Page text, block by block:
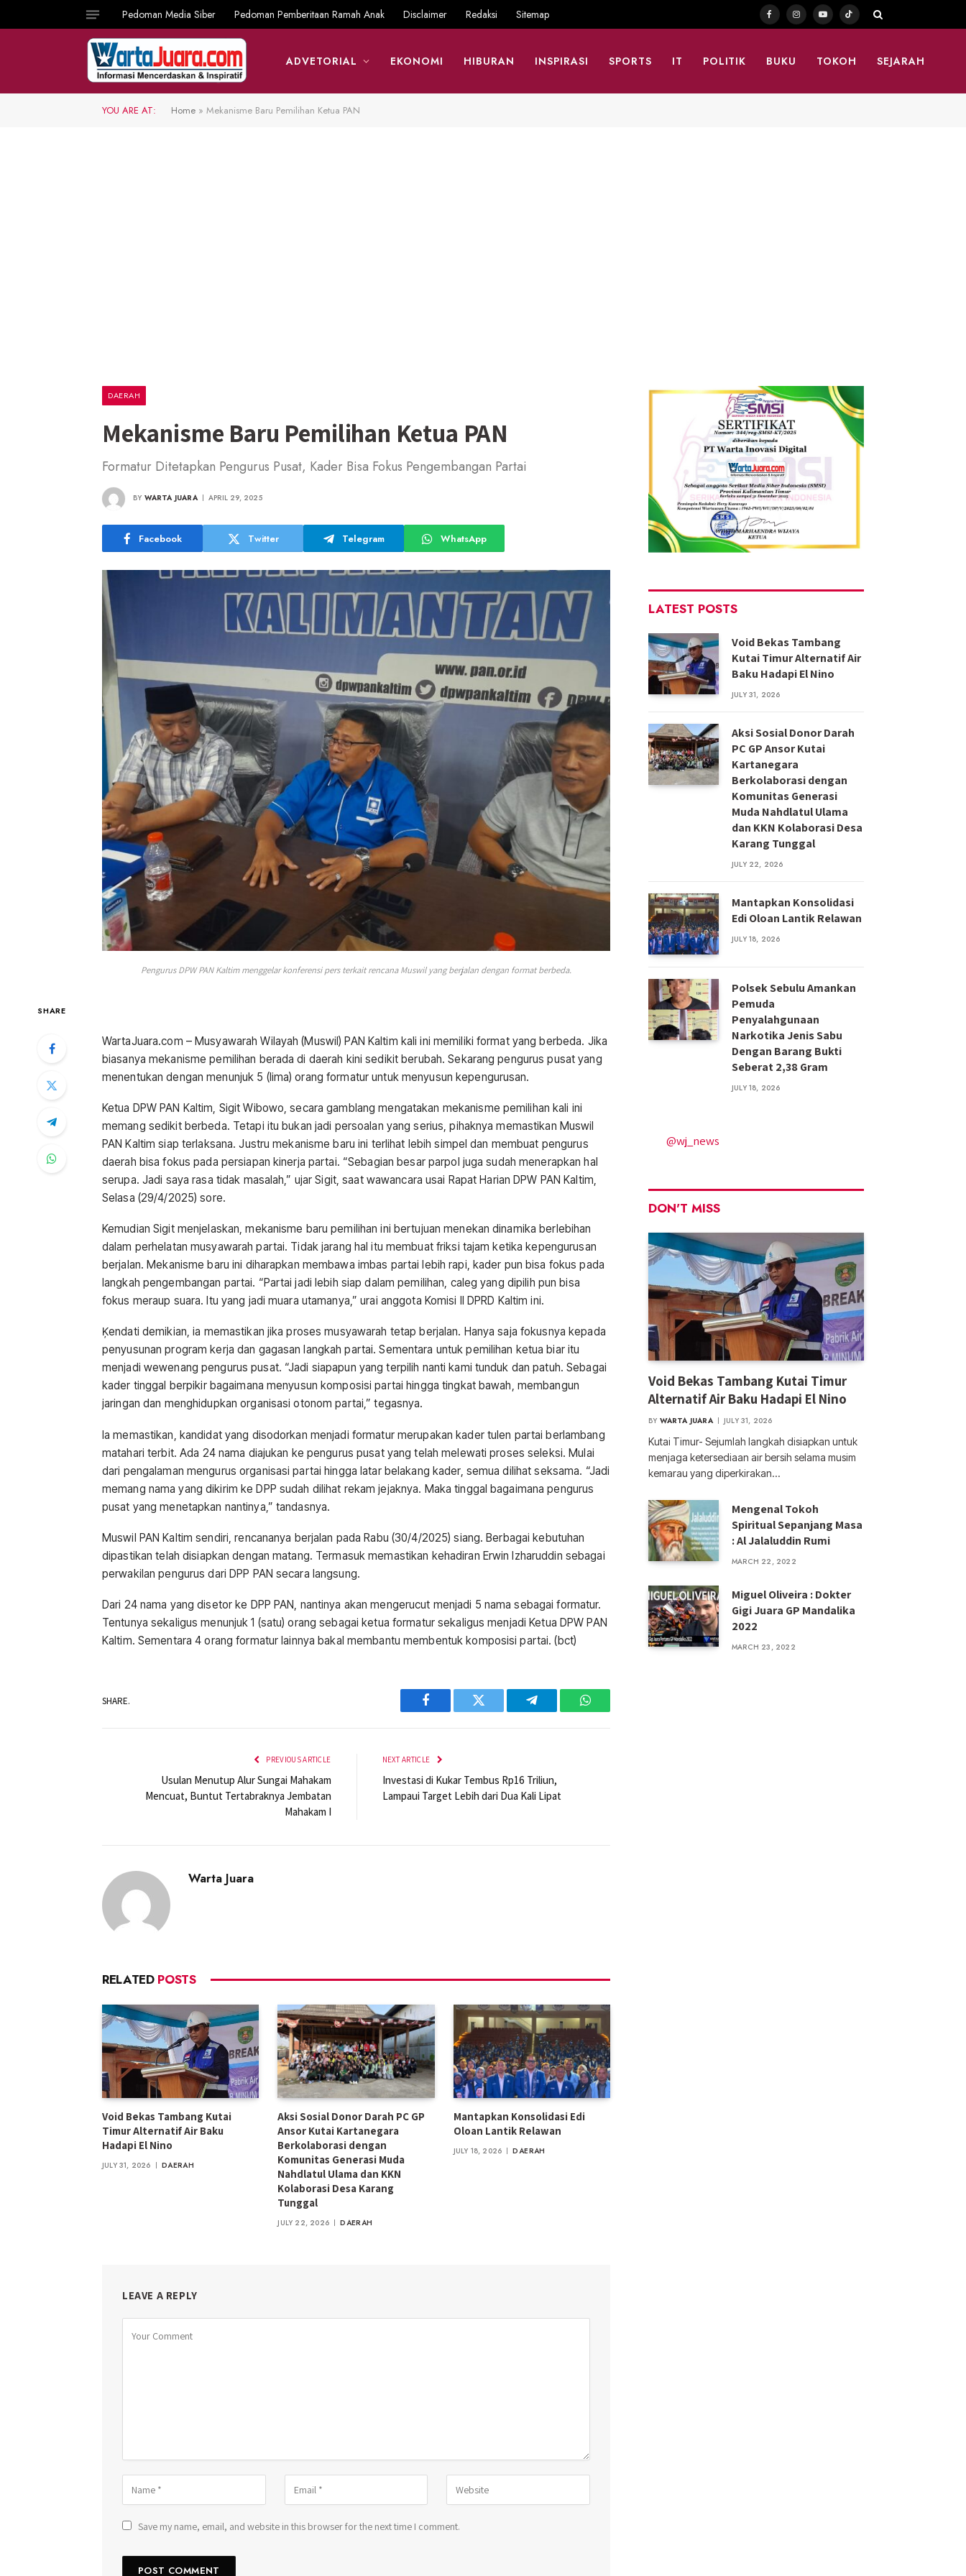
Pedoman Media Siber Pedoman Pemberitaan Ramah Anak Disclaimer Redaksi Sitemap FacebookInstagramYouTubeTikTok
ADVETORIAL EKONOMI HIBURAN INSPIRASI SPORTS IT POLITIK BUKU TOKOH SEJARAH
YOU ARE AT: Home » Mekanisme Baru Pemilihan Ketua PAN
DAERAH
Mekanisme Baru Pemilihan Ketua PAN
Formatur Ditetapkan Pengurus Pusat, Kader Bisa Fokus Pengembangan Partai
BY WARTA JUARA APRIL 29, 2025
Facebook Twitter Telegram WhatsApp
Pengurus DPW PAN Kaltim menggelar konferensi pers terkait rencana Muswil yang berjalan dengan format berbeda.
SHARE
WartaJuara.com – Musyawarah Wilayah (Muswil) PAN Kaltim kali ini memiliki format yang berbeda. Jika
biasanya mekanisme pemilihan berada di daerah kini sedikit berubah. Sekarang pengurus pusat yang
menentukan dengan menunjuk 5 (lima) orang formatur untuk menyusun kepengurusan.
Ketua DPW PAN Kaltim, Sigit Wibowo, secara gamblang mengatakan mekanisme pemilihan kali ini
memang sedikit berbeda. Tetapi itu bukan jadi persoalan yang serius, pihaknya memastikan Muswil
PAN Kaltim siap terlaksana. Justru mekanisme baru ini terlihat lebih simpel dan membuat pengurus
daerah bisa fokus pada persiapan kinerja partai. “Sebagian besar parpol juga sudah menerapkan hal
serupa. Jadi saya rasa tidak masalah,” ujar Sigit, saat wawancara usai Rapat Harian DPW PAN Kaltim,
Selasa (29/4/2025) sore.
Kemudian Sigit menjelaskan, mekanisme baru pemilihan ini bertujuan menekan dinamika berlebihan
dalam perhelatan musyawarah partai. Tidak jarang hal itu membuat friksi tajam ketika kepengurusan
berjalan. Mekanisme baru ini diharapkan membawa imbas partai lebih rapi, kader pun bisa fokus pada
langkah pengembangan partai. “Partai jadi lebih siap dalam pemilihan, caleg yang dipilih pun bisa
fokus meraup suara. Itu yang jadi muara utamanya,” urai anggota Komisi II DPRD Kaltim ini.
Ķendati demikian, ia memastikan jika proses musyawarah tetap berjalan. Hanya saja fokusnya kepada
penyusunan program kerja dan gagasan langkah partai. Sementara untuk pemilihan ketua biar itu
menjadi wewenang pengurus pusat. “Jadi siapapun yang terpilih nanti kami tunduk dan patuh. Sebagai
kader tinggal berpikir bagaimana menyusun komposisi partai hingga tingkat bawah, membangun
jaringan dan menghidupkan organisasi otonom partai,” tegasnya.
Ia memastikan, kandidat yang disodorkan menjadi formatur merupakan kader tulen partai berlambang
matahari terbit. Ada 24 nama diajukan ke pengurus pusat yang telah melewati proses seleksi. Mulai
dari pengalaman mengurus organisasi partai hingga latar belakang kader, semua dilihat seksama. “Jadi
memang nama yang dikirim ke DPP sudah dilihat rekam jejaknya. Maka tinggal bagaimana pengurus
pusat yang menetapkan nantinya,” tandasnya.
Muswil PAN Kaltim sendiri, rencananya berjalan pada Rabu (30/4/2025) siang. Berbagai kebutuhan
dipastikan telah disiapkan dengan matang. Termasuk memastikan kehadiran Erwin Izharuddin sebagai
perwakilan pengurus dari DPP PAN secara langsung.
Dari 24 nama yang disetor ke DPP PAN, nantinya akan mengerucut menjadi 5 nama sebagai formatur.
Tentunya sekaligus menunjuk 1 (satu) orang sebagai ketua formatur sekaligus menjadi Ketua DPW PAN
Kaltim. Sementara 4 orang formatur lainnya bakal membantu membentuk komposisi partai. (bct)
SHARE.
Facebook Twitter Telegram WhatsApp
PREVIOUS ARTICLE
Usulan Menutup Alur Sungai Mahakam
Mencuat, Buntut Tertabraknya Jembatan
Mahakam I
NEXT ARTICLE
Investasi di Kukar Tembus Rp16 Triliun,
Lampaui Target Lebih dari Dua Kali Lipat
Warta Juara
RELATED POSTS
Void Bekas Tambang Kutai
Timur Alternatif Air Baku
Hadapi El Nino
JULY 31, 2026 DAERAH
Aksi Sosial Donor Darah PC GP
Ansor Kutai Kartanegara
Berkolaborasi dengan
Komunitas Generasi Muda
Nahdlatul Ulama dan KKN
Kolaborasi Desa Karang
Tunggal
JULY 22, 2026 DAERAH
Mantapkan Konsolidasi Edi
Oloan Lantik Relawan
JULY 18, 2026 DAERAH
LEAVE A REPLY
Save my name, email, and website in this browser for the next time I comment.
LATEST POSTS
Void Bekas Tambang
Kutai Timur Alternatif Air
Baku Hadapi El Nino
JULY 31, 2026
Aksi Sosial Donor Darah
PC GP Ansor Kutai
Kartanegara
Berkolaborasi dengan
Komunitas Generasi
Muda Nahdlatul Ulama
dan KKN Kolaborasi Desa
Karang Tunggal
JULY 22, 2026
Mantapkan Konsolidasi
Edi Oloan Lantik Relawan
JULY 18, 2026
Polsek Sebulu Amankan
Pemuda
Penyalahgunaan
Narkotika Jenis Sabu
Dengan Barang Bukti
Seberat 2,38 Gram
JULY 18, 2026
@wj_news
DON'T MISS
Void Bekas Tambang Kutai Timur
Alternatif Air Baku Hadapi El Nino
BY WARTA JUARA JULY 31, 2026
Kutai Timur- Sejumlah langkah disiapkan untuk
menjaga ketersediaan air bersih selama musim
kemarau yang diperkirakan…
Mengenal Tokoh
Spiritual Sepanjang Masa
: Al Jalaluddin Rumi
MARCH 22, 2022
Miguel Oliveira : Dokter
Gigi Juara GP Mandalika
2022
MARCH 23, 2022